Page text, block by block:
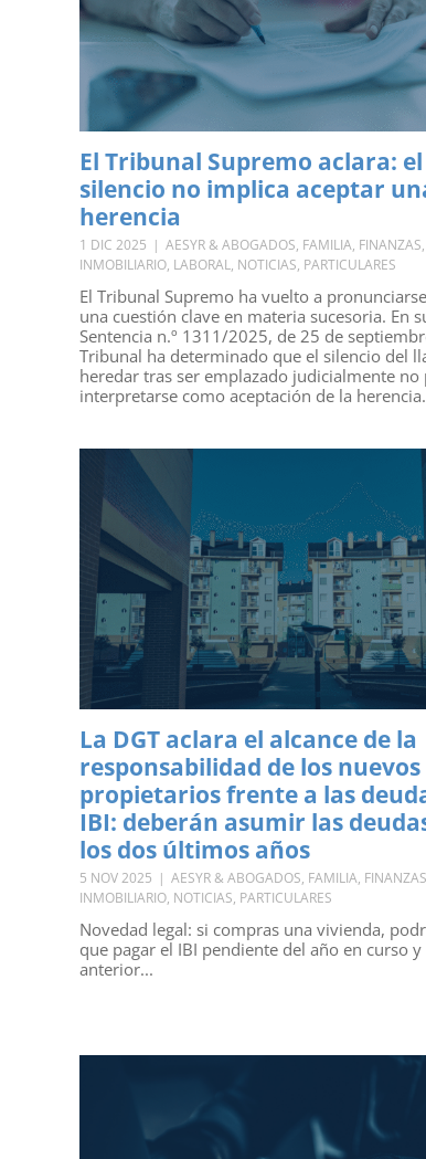
El Tribunal Supremo aclara: el
silencio no implica aceptar
herencia
1 DIC 2025 | AESYR & ABOGADOS, FAMILIA, FINANZAS,
INMOBILIARIO, LABORAL, NOTICIAS, PARTICULARES
El Tribunal Supremo ha vuelto a
una cuestión clave en materia sucesoria. En
Sentencia n.º 1311/2025, de 25 de
Tribunal ha determinado que el silencio del
heredar tras ser emplazado judicialmente no
interpretarse como aceptación de la herencia.
La DGT aclara el alcance de la
responsabilidad de los nuevos
propietarios frente a las
IBI: deberán asumir las
los dos últimos años
5 NOV 2025 | AESYR & ABOGADOS, FAMILIA, FINANZAS
INMOBILIARIO, NOTICIAS, PARTICULARES
Novedad legal: si compras una vivienda,
que pagar el IBI pendiente del año en curso y
anterior...